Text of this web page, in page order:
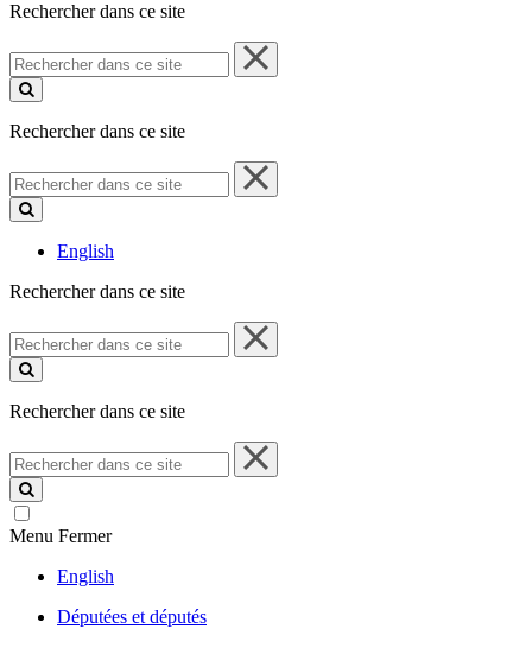
Rechercher dans ce site
Rechercher
dans
ce
Rechercher dans ce site
Rechercher
dans
ce
English
Rechercher dans ce site
Rechercher
dans
ce
Rechercher dans ce site
Rechercher
dans
ce
site
Menu Fermer
English
Députées et députés